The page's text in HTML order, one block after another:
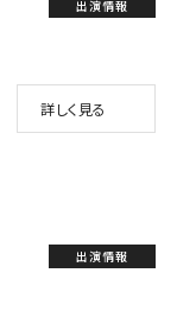
出演情報
詳しく見る
出演情報